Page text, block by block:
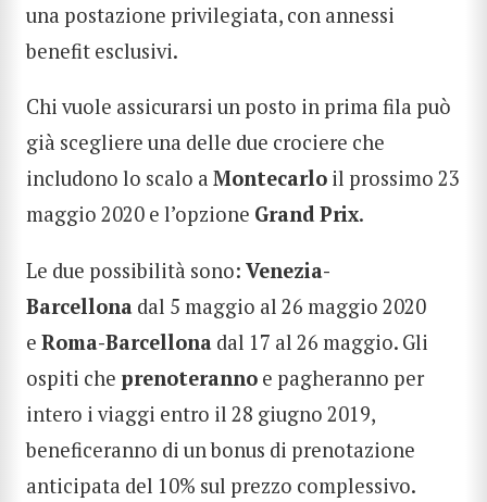
una postazione privilegiata, con annessi
benefit esclusivi.
Chi vuole assicurarsi un posto in prima fila può
già scegliere una delle due crociere che
includono lo scalo a Montecarlo il prossimo 23
maggio 2020 e l’opzione Grand Prix.
Le due possibilità sono: Venezia-
Barcellona dal 5 maggio al 26 maggio 2020
e Roma-Barcellona dal 17 al 26 maggio. Gli
ospiti che prenoteranno e pagheranno per
intero i viaggi entro il 28 giugno 2019,
beneficeranno di un bonus di prenotazione
anticipata del 10% sul prezzo complessivo.